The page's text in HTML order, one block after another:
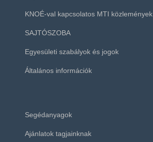
KNOÉ-val kapcsolatos MTI közlemények
SAJTÓSZOBA
Egyesületi szabályok és jogok
Általános információk
Segédanyagok
Ajánlatok tagjainknak